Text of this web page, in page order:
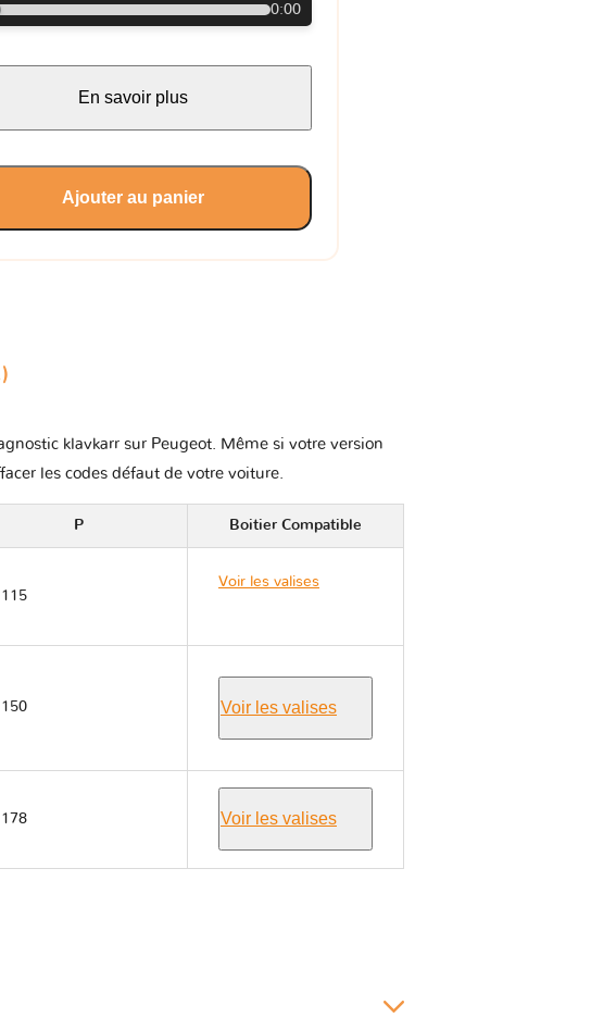
0:00
En savoir plus
Ajouter au panier
klavkarr sur Peugeot. Même si votre version
les codes défaut de votre voiture.
P Boitier Compatible
115
Voir les valises
150 Voir les valises
178 Voir les valises